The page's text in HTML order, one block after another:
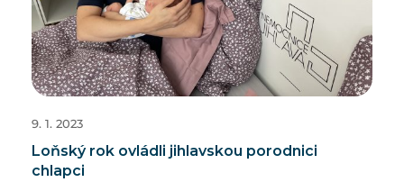
Loňský rok ovládli jihlavskou porodnici
chlapci
9. 1. 2023